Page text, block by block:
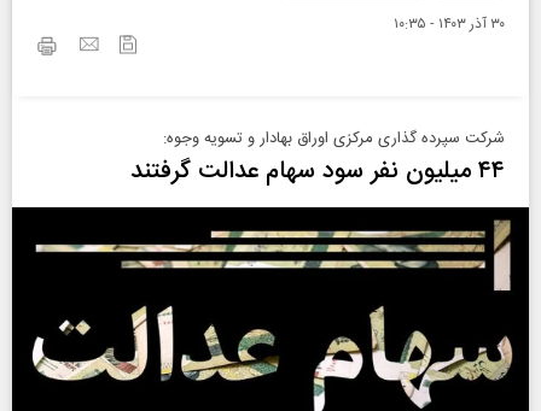
۳۰ آذر ۱۴۰۳ - ۱۰:۳۵
شرکت سپرده گذاری مرکزی اوراق بهادار و تسویه وجوه:
۴۴ میلیون نفر سود سهام عدالت گرفتند